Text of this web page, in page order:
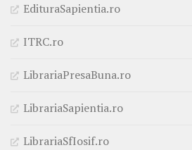
EdituraSapientia.ro
ITRC.ro
LibrariaPresaBuna.ro
LibrariaSapientia.ro
LibrariaSfIosif.ro